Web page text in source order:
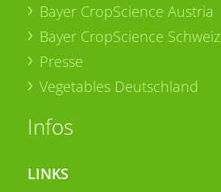
Bayer CropScience Austria
Bayer CropScience Schweiz
Presse
Vegetables Deutschland
Infos
LINKS